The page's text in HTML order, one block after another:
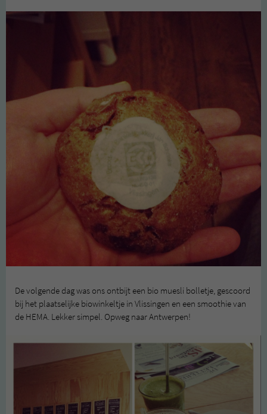
De volgende dag was ons ontbijt een bio muesli bolletje, gescoord
bij het plaatselijke biowinkeltje in Vlissingen en een smoothie van
de HEMA. Lekker simpel. Opweg naar Antwerpen!